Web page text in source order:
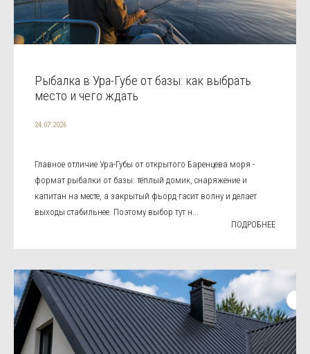
Рыбалка в Ура-Губе от базы: как выбрать
место и чего ждать
24.07.2026
Главное отличие Ура-Губы от открытого Баренцева моря -
формат рыбалки от базы: тёплый домик, снаряжение и
капитан на месте, а закрытый фьорд гасит волну и делает
выходы стабильнее. Поэтому выбор тут н...
ПОДРОБНЕЕ